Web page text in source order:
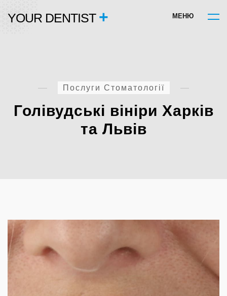
YOUR DENTIST + М ЕН Ю
Послуги Стоматології
Голівудські вініри Харків
та Львів